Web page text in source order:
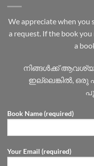
We appreciate when you
a request. If the book
a
നിങ്ങൾക്ക്
ഇല്ലെങ്കിൽ,
Book Name (required)
Your Email (required)